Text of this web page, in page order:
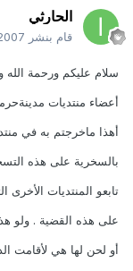
الحارثي
قام بنشر
سلام عليكم ورحمة الله
أعضاء منتديات
أهذا ماخرجتم به في
بالسخرية على هذه
تابعو المنتديات الأخرى
على هذه القضية . ولو
أو لحن لها هي لأقامت